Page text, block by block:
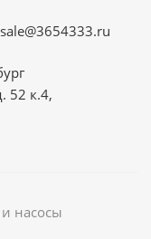
sale@3654333.ru
52 к.4,
насосы